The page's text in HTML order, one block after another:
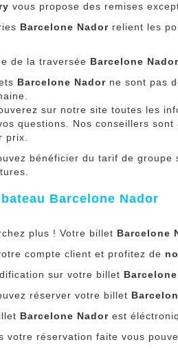
vous propose des remises
Barcelone Nador relient les
de la traversée Barcelone Nador
Barcelone Nador ne sont pas
sur notre site toutes les
questions. Nos conseillers
prix.
bénéficier du tarif de groupe
Barcelone Nador
plus ! Votre billet Barcelone
compte client et profitez de
sur votre billet
réserver votre billet
Barcelone Nador est
votre réservation faite vous